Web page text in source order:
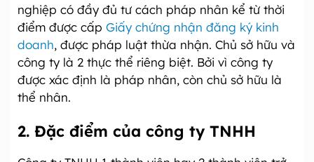
nghiệp có đầy đủ tư cách pháp nhân kể từ thời
điểm được cấp Giấy chứng nhận đăng ký kinh
doanh, được pháp luật thừa nhận. Chủ sở hữu và
công ty là 2 thực thể riêng biệt. Bởi vì công ty
được xác định là pháp nhân, còn chủ sở hữu là
thể nhân.
2. Đặc điểm của công ty TNHH